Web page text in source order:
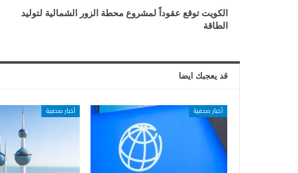
الكويت توقع عقوداً لمشروع محطة الزور الشمالية لتوليد
الطاقة
قد يعجبك ايضا
أخبار صحفية أخبار صحفية